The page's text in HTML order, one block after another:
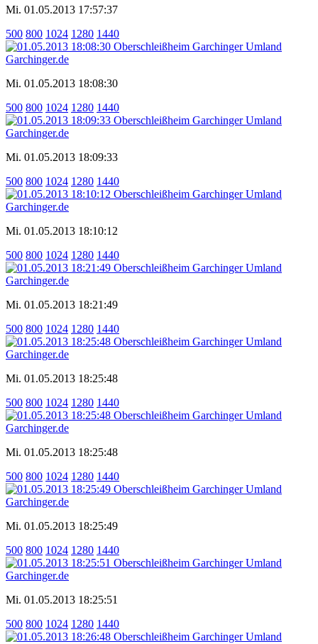
Mi. 01.05.2013 17:57:37
500 800 1024 1280 1440
Mi. 01.05.2013 18:08:30
500 800 1024 1280 1440
Mi. 01.05.2013 18:09:33
500 800 1024 1280 1440
Mi. 01.05.2013 18:10:12
500 800 1024 1280 1440
Mi. 01.05.2013 18:21:49
500 800 1024 1280 1440
Mi. 01.05.2013 18:25:48
500 800 1024 1280 1440
Mi. 01.05.2013 18:25:48
500 800 1024 1280 1440
Mi. 01.05.2013 18:25:49
500 800 1024 1280 1440
Mi. 01.05.2013 18:25:51
500 800 1024 1280 1440